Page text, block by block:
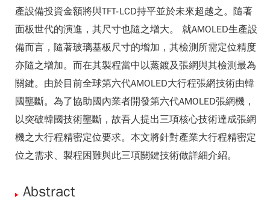
產設備投資金額將與TFT-LCD持平並於未來超越之。隨著
面板世代的演進，其尺寸也隨之增大。 就AMOLED生產設
備而言，隨著玻璃基板尺寸的增加，其檢測所需定位精度
亦隨之增加。而在其製程當中以蒸鍍及張網與其檢測最為
關鍵。由於目前全球第六代AMOLED大行程張網技術由韓
國壟斷。為了協助國內業者開發第六代AMOLED張網機，
以突破韓國技術壟斷，故吾人提出三項核心技術達成張網
機之大行程精密定位要求。本文將針對產業大行程精密定
位之需求、製程困難與此三項關鍵技術做詳細介紹。
Abstract